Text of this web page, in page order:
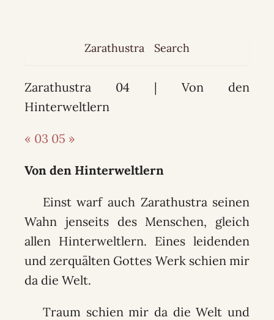
Zarathustra Search
Zarathustra 04 | Von den
Hinterweltlern
« 03 05 »
Von den Hinterweltlern
Einst warf auch Zarathustra seinen
Wahn jenseits des Menschen, gleich
allen Hinterweltlern. Eines leidenden
und zerquälten Gottes Werk schien mir
da die Welt.
Traum schien mir da die Welt und